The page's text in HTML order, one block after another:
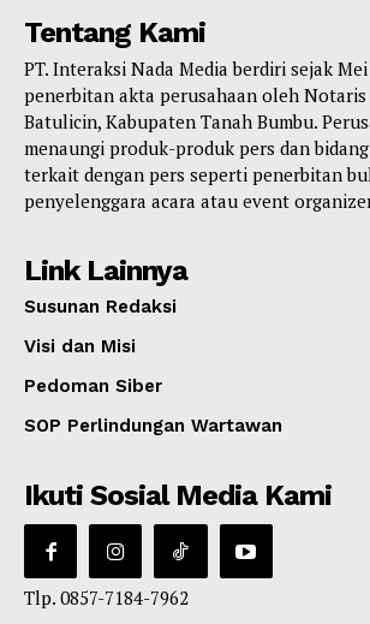
Tentang Kami
PT. Interaksi Nada Media berdiri sejak
penerbitan akta perusahaan oleh Notaris
Batulicin, Kabupaten Tanah Bumbu.
menaungi produk-produk pers dan
terkait dengan pers seperti penerbitan
penyelenggara acara atau event
Link Lainnya
Susunan Redaksi
Visi dan Misi
Pedoman Siber
SOP Perlindungan Wartawan
Ikuti Sosial Media Kami
Tlp. 0857-7184-7962